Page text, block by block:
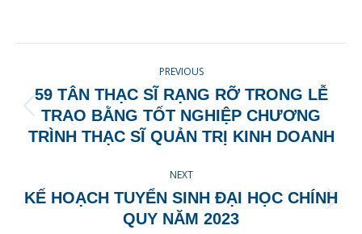
Facebook
X
PinterestLinkedIn
NAVIGATION
PREVIOUS
Previous
post:
59 TÂN THẠC SĨ RẠNG RỠ TRONG LỄ
TRAO BẰNG TỐT NGHIỆP CHƯƠNG
TRÌNH THẠC SĨ QUẢN TRỊ KINH DOANH
NEXT
Next
post:
KẾ HOẠCH TUYỂN SINH ĐẠI HỌC CHÍNH
QUY NĂM 2023